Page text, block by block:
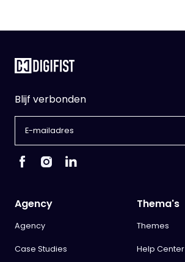
Blijf verbonden
Agency
Agency
Case Studies
Thema's
Themes
Help Center